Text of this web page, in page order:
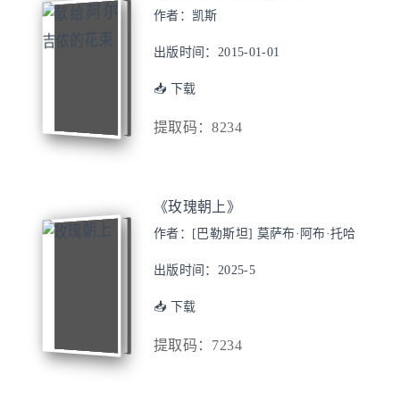
作者：凯斯
出版时间：2015-01-01
📥 下载
提取码：8234
《玫瑰朝上》
作者：[巴勒斯坦] 莫萨布·阿布·托哈
出版时间：2025-5
📥 下载
提取码：7234